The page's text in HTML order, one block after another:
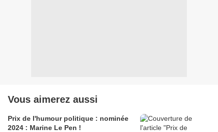
Vous aimerez aussi
Prix de l'humour politique : nominée
2024 : Marine Le Pen !